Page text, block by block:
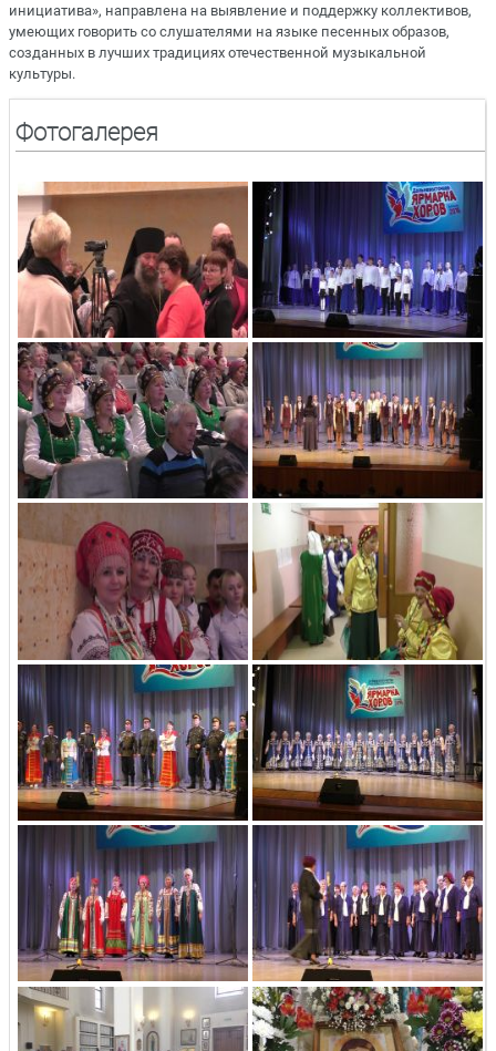
инициатива», направлена на выявление и поддержку коллективов,
умеющих говорить со слушателями на языке песенных образов,
созданных в лучших традициях отечественной музыкальной
культуры.
Фотогалерея